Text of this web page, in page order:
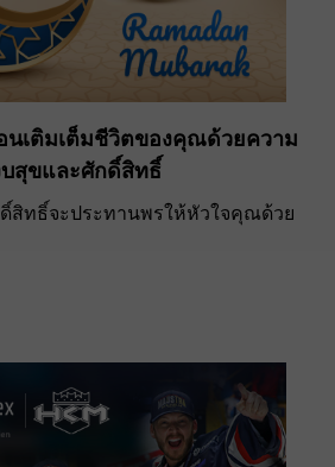
นเติมเต็มชีวิตของคุณด้วยความ
สุขและศักดิ์สิทธิ์
สิทธิ์จะประทานพรให้หัวใจคุณด้วย